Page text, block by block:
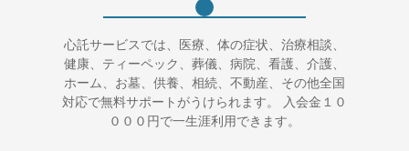
心託サービスでは、医療、体の症状、治療相談、
健康、ティーペック、葬儀、病院、看護、介護、
ホーム、お墓、供養、相続、不動産、その他全国
対応で無料サポートがうけられます。 入会金１０
０００円で一生涯利用できます。